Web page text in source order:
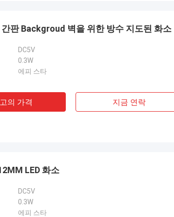
판 Backgroud 벽을 위한 방수 지도된 화소
DC5V
0.3W
에피 스타
의 가격 지금 연락
LED 화소
DC5V
0.3W
에피 스타